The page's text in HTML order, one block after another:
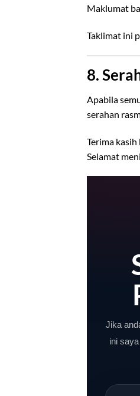
Maklumat
Taklimat ini
8.
Apabila
serahan
Terima
Selamat
Jika
ini